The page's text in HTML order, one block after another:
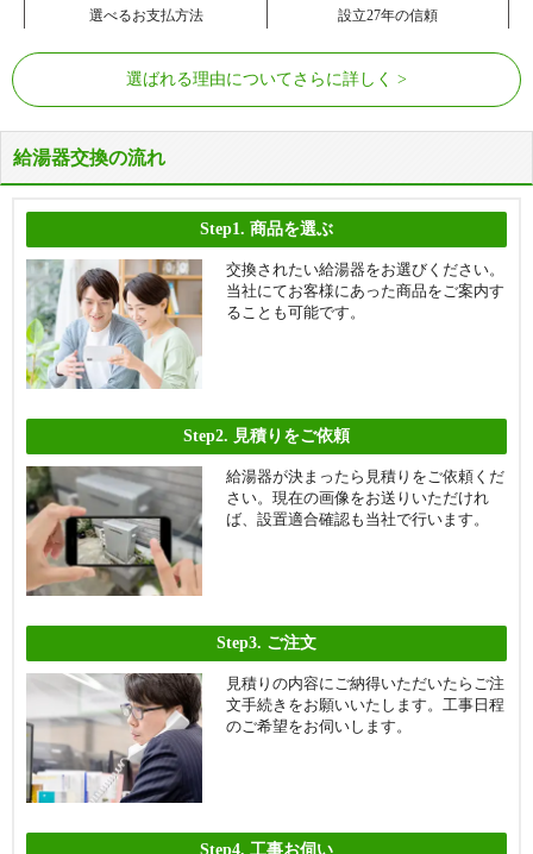
選べるお支払方法
設立27年の信頼
選ばれる理由についてさらに詳しく
給湯器交換の流れ
Step1. 商品を選ぶ
交換されたい給湯器をお選びください。
当社にてお客様にあった商品をご案内す
ることも可能です。
Step2. 見積りをご依頼
給湯器が決まったら見積りをご依頼くだ
さい。現在の画像をお送りいただけれ
ば、設置適合確認も当社で行います。
Step3. ご注文
見積りの内容にご納得いただいたらご注
文手続きをお願いいたします。工事日程
のご希望をお伺いします。
Step4. 工事お伺い